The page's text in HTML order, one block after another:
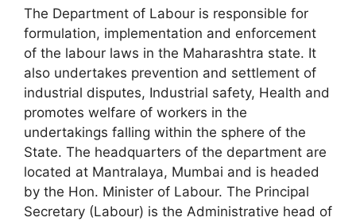
The Department of Labour is responsible for
formulation, implementation and enforcement
of the labour laws in the Maharashtra state. It
also undertakes prevention and settlement of
industrial disputes, Industrial safety, Health and
promotes welfare of workers in the
undertakings falling within the sphere of the
State. The headquarters of the department are
located at Mantralaya, Mumbai and is headed
by the Hon. Minister of Labour. The Principal
Secretary (Labour) is the Administrative head of